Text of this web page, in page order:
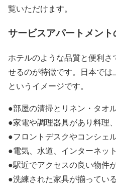
覧いただけます。
サービスアパートメント
ホテルのような品質と便利
せるのが特徴です。日本で
というイメージです。
●部屋の清掃とリネン・タオ
●家電や調理器具があり料理
●フロントデスクやコンシェ
●電気、水道、インターネッ
●駅近でアクセスの良い物件
●洗練された家具が揃っている